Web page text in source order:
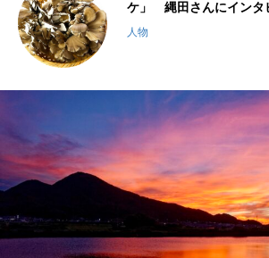
座の渡御行事」
場所